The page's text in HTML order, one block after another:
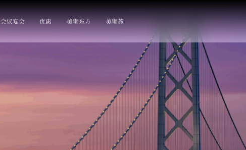
会议宴会 优惠 美狮东方 美狮荟